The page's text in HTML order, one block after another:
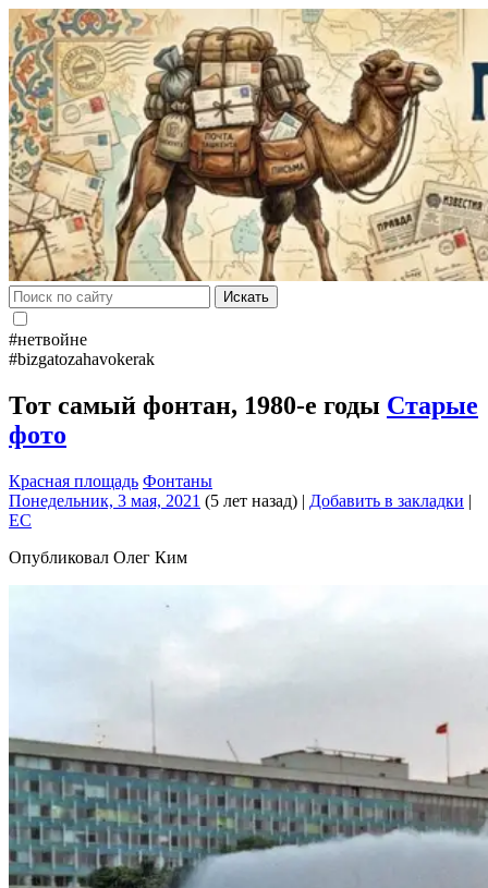
Искать
#нетвойне
#bizgatozahavokerak
Тот самый фонтан, 1980-е годы Старые
фото
Красная площадь Фонтаны
Понедельник, 3 мая, 2021 (5 лет назад) | Добавить в закладки |
EC
Опубликовал Олег Ким